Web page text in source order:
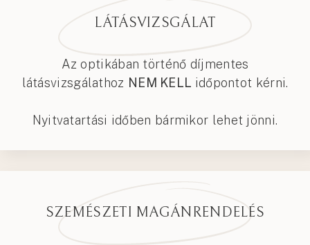
LÁTÁSVIZSGÁLAT
Az optikában történő díjmentes
látásvizsgálathoz NEM KELL időpontot kérni.
Nyitvatartási időben bármikor lehet jönni.
SZEMÉSZETI MAGÁNRENDELÉS